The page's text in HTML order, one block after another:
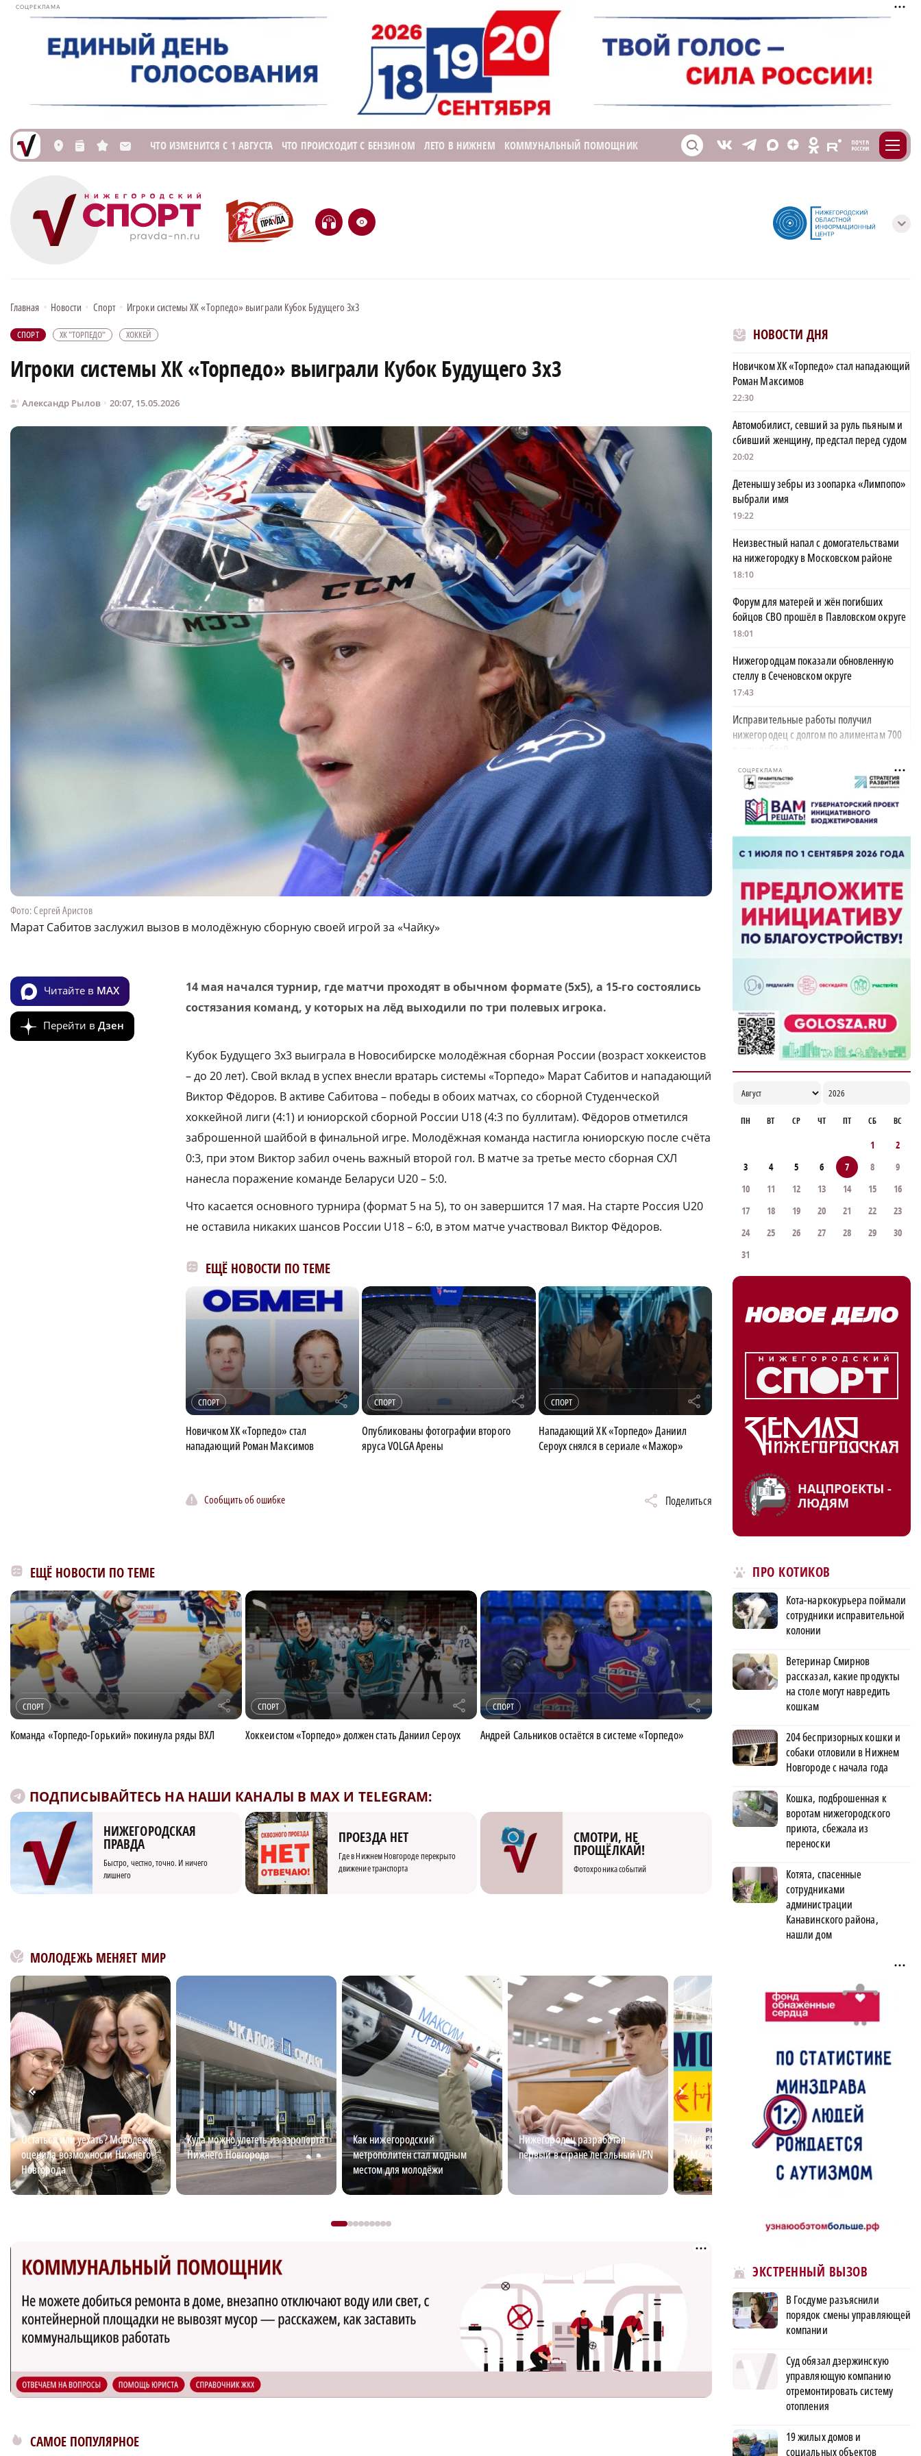
СОЦРЕКЛАМА
L n s M ЧТО ИЗМЕНИТСЯ С 1 АВГУСТА ЧТО ПРОИСХОДИТ С БЕНЗИНОМ ЛЕТО В НИЖНЕМ КОММУНАЛЬНЫЙ ПОМОЩНИК S V T X Z O E m
H e с
Главная • Новости • Спорт • Игроки системы ХК «Торпедо» выиграли Кубок Будущего 3х3
СПОРТ ХК "ТОРПЕДО" ХОККЕЙ
Игроки системы ХК «Торпедо» выиграли Кубок Будущего 3х3
Александр Рылов 20:07, 15.05.2026
Фото: Сергей Аристов
Марат Сабитов заслужил вызов в молодёжную сборную своей игрой за «Чайку»
Читайте в MAX
Перейти в Дзен
14 мая начался турнир, где матчи проходят в обычном формате (5х5), а 15-го состоялись
состязания команд, у которых на лёд выходили по три полевых игрока.
Кубок Будущего 3х3 выиграла в Новосибирске молодёжная сборная России (возраст хоккеистов
– до 20 лет). Свой вклад в успех внесли вратарь системы «Торпедо» Марат Сабитов и нападающий
Виктор Фёдоров. В активе Сабитова – победы в обоих матчах, со сборной Студенческой
хоккейной лиги (4:1) и юниорской сборной России U18 (4:3 по буллитам). Фёдоров отметился
заброшенной шайбой в финальной игре. Молодёжная команда настигла юниорскую после счёта
0:3, при этом Виктор забил очень важный второй гол. В матче за третье место сборная СХЛ
нанесла поражение команде Беларуси U20 – 5:0.
Что касается основного турнира (формат 5 на 5), то он завершится 17 мая. На старте Россия U20
не оставила никаких шансов России U18 – 6:0, в этом матче участвовал Виктор Фёдоров.
ЕЩЁ НОВОСТИ ПО ТЕМЕ
СПОРТ r
Новичком ХК «Торпедо» стал
нападающий Роман Максимов
СПОРТ r
Опубликованы фотографии второго
яруса VOLGA Арены
СПОРТ r
Нападающий ХК «Торпедо» Даниил
Сероух снялся в сериале «Мажор»
Сообщить об ошибке Поделиться
ЕЩЁ НОВОСТИ ПО ТЕМЕ
СПОРТ r
Команда «Торпедо-Горький» покинула ряды ВХЛ
СПОРТ r
Хоккеистом «Торпедо» должен стать Даниил Сероух
СПОРТ r
Андрей Сальников остаётся в системе «Торпедо»
ПОДПИСЫВАЙТЕСЬ НА НАШИ КАНАЛЫ В MAX И TELEGRAM:
НИЖЕГОРОДСКАЯ
ПРАВДА
Быстро, честно, точно. И ничего
лишнего
ПРОЕЗДА НЕТ
Где в Нижнем Новгороде перекрыто
движение транспорта
СМОТРИ, НЕ
ПРОЩЁЛКАЙ!
Фотохроника событий
МОЛОДЕЖЬ МЕНЯЕТ МИР
Остаться или уехать? Молодежь
оценила возможности Нижнего
Новгорода
Куда можно улететь из аэропорта
Нижнего Новгорода
Как нижегородский
метрополитен стал модным
местом для молодёжи
Нижегородец разработал
первый в стране легальный VPN
Мультимедийный проект
«Молодежь меняет мир»
Почему забота
становится
нижегородской
САМОЕ ПОПУЛЯРНОЕ
×
НОВОСТИ ДНЯ
Новичком ХК «Торпедо» стал нападающий
Роман Максимов
22:30
Автомобилист, севший за руль пьяным и
сбивший женщину, предстал перед судом
20:02
Детенышу зебры из зоопарка «Лимпопо»
выбрали имя
19:22
Неизвестный напал с домогательствами
на нижегородку в Московском районе
18:10
Форум для матерей и жён погибших
бойцов СВО прошёл в Павловском округе
18:01
Нижегородцам показали обновленную
стеллу в Сеченовском округе
17:43
Исправительные работы получил
нижегородец с долгом по алиментам 700
тысяч рублей
17:37
Обращения пострадавших продавцов WB
рассмотрят на заседании оперштаба в
августе
17:21
Нижегородская область вошла в число
лидеров научно-популярного туризма
17:10
Специальный концерт «Музыка
балконов» пройдет в Нижнем Новгороде
15 августа
17:06
СОЦРЕКЛАМА
ПН ВТ СР ЧТ ПТ СБ ВС
1
2
3
4 5 6 7 8
9
10
11 12 13 14 15
16
17
18 19 20 21 22
23
24
25 26 27 28 29
30
31
НАЦПРОЕКТЫ -
ЛЮДЯМ
ПРО КОТИКОВ
Кота-наркокурьера поймали
сотрудники исправительной
колонии
Ветеринар Смирнов
рассказал, какие продукты
на столе могут навредить
кошкам
204 беспризорных кошки и
собаки отловили в Нижнем
Новгороде с начала года
Кошка, подброшенная к
воротам нижегородского
приюта, сбежала из
переноски
Котята, спасенные
сотрудниками
администрации
Канавинского района,
нашли дом
ЭКСТРЕННЫЙ ВЫЗОВ
В Госдуме разъяснили
порядок смены управляющей
компании
Суд обязал дзержинскую
управляющую компанию
отремонтировать систему
отопления
19 жилых домов и
социальных объектов